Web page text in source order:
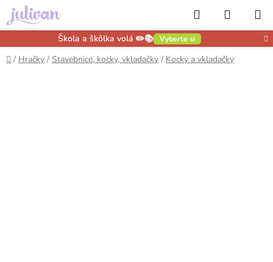
Prejsť
na
obsah
Škola a škôlka volá ✏️📚 Vyberte si
Hľadať
KOŠÍK
Domov
/ Hračky / Stavebnice, kocky, vkladačky / Kocky a vkladačky